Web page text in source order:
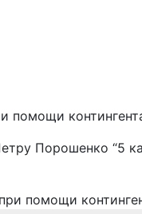
Порошенко “5